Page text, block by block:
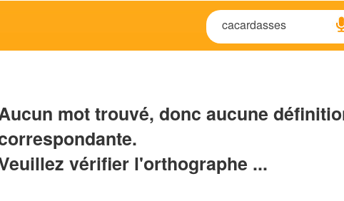
mot trouvé, donc aucune
vérifier l'orthographe ...